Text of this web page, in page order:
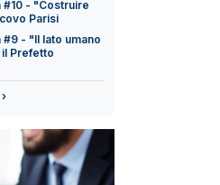
#10 - "Costruire
Parisi
- "Il lato umano
Prefetto